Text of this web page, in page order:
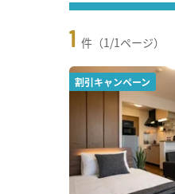
1 件（1/1ページ）
割引キャンペーン